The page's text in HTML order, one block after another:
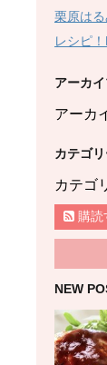
栗原は
レシピ
アーカ
アーカ
カテゴ
カテゴ
購読
NEW